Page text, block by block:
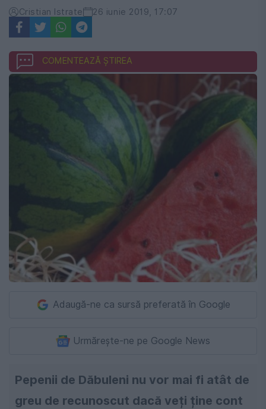
Cristian Istrate 26 iunie 2019, 17:07
COMENTEAZĂ ȘTIREA
Adaugă-ne ca sursă preferată în Google
Urmărește-ne pe Google News
Pepenii de Dăbuleni nu vor mai fi atât de
greu de recunoscut dacă veți ține cont